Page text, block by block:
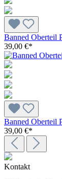
Banned Oberteil
39,00 €*
Banned Oberteil
39,00 €*
Kontakt